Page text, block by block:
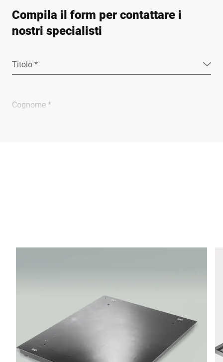
Compila il form per contattare i
nostri specialisti
Titolo *
Cognome *
Città *